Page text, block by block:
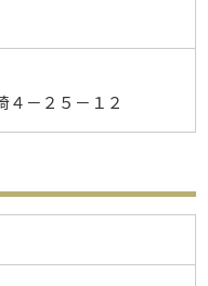
４－２５－１２